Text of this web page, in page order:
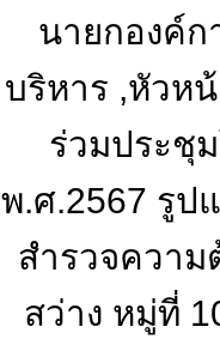
นายกองค์ก
บริหาร ,หัวห
ร่วมประชุ
พ.ศ.2567 รูป
สำรวจควา
สว่าง หมู่ที่